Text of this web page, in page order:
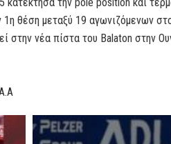
θέση μεταξύ 19 αγωνιζόμενων
στην νέα πίστα του Balaton στην